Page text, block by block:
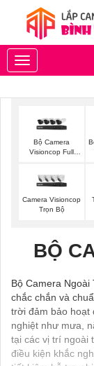
Toggle
navigation
Bộ Camera
Visioncop Full
Camera Visioncop
Trọn Bộ
BỘ
Bộ Camera
chắc chắn và
trời đảm bảo hoạt
nghiệt như mưa,
tại các vị trí ngoài
điều kiện khắc